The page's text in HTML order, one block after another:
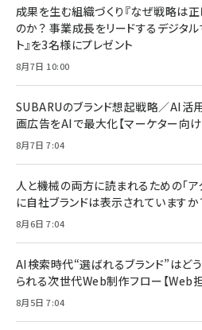
￥1,100
anan(アンアン
￥880
ママ投資家が育休中
組織の成果を最大化
￥1,980
Amazonランキン
すい ガイド枠付き
2枚セット
￥1,599
￥6,980
全ワイヤレスイヤホ
技術基準適合】ブラッ
￥5,990
ケーブル Anker絡ま
ド付き USB PD対
17 / 16 / 15 /
Pro/Air 各種対応
￥1,890
￥5,000
Anker PowerLine
Pro/Air 各種対応
￥1,890
サッポロ 生ビール
ル ケース買い【6/30
￥4,857
成果を生む組織づくり『なぜ戦略は
のか？ 事業成長をリードするデジタル
ト』を3名様にプレゼント
8月7日 10:00
SUBARUのブランド想起戦略／AI活用
画広告をAIで最大化【マーケター向け
8月7日 7:04
人と機械の両方に読まれるための「ア
に自社ブランドは表示されていますか
8月6日 7:04
AI検索時代“選ばれるブランド”はど
られる次世代Web制作フロー【Web
8月5日 7:04